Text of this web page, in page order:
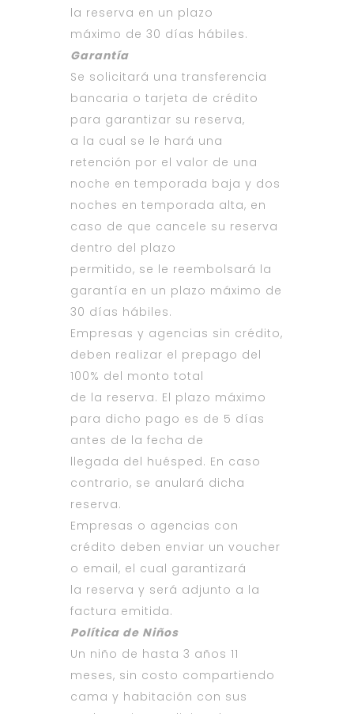
la reserva en un plazo
máximo de 30 días hábiles.
Garantía
Se solicitará una transferencia
bancaria o tarjeta de crédito
para garantizar su reserva,
a la cual se le hará una
retención por el valor de una
noche en temporada baja y dos
noches en temporada alta, en
caso de que cancele su reserva
dentro del plazo
permitido, se le reembolsará la
garantía en un plazo máximo de
30 días hábiles.
Empresas y agencias sin crédito,
deben realizar el prepago del
100% del monto total
de la reserva. El plazo máximo
para dicho pago es de 5 días
antes de la fecha de
llegada del huésped. En caso
contrario, se anulará dicha
reserva.
Empresas o agencias con
crédito deben enviar un voucher
o email, el cual garantizará
la reserva y será adjunto a la
factura emitida.
Política de Niños
Un niño de hasta 3 años 11
meses, sin costo compartiendo
cama y habitación con sus